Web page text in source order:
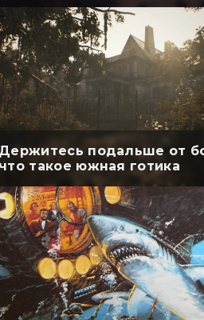
Держитесь подальше от
что такое южная готика